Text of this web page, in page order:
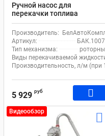
Ручной насос для
перекачки топлива
роторный Кронос БелАК
БАК.10075
Производитель:
Артикул:
Тип механизма:
Виды перекачиваемой
Производительность, л/м (при
5 929 руб
Видеообзор